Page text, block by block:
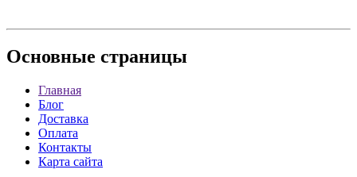
Основные страницы
Главная
Блог
Доставка
Оплата
Контакты
Карта сайта